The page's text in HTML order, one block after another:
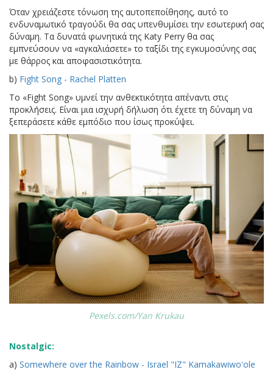
Όταν χρειάζεστε τόνωση της αυτοπεποίθησης, αυτό το
ενδυναμωτικό τραγούδι θα σας υπενθυμίσει την εσωτερική σας
δύναμη. Τα δυνατά φωνητικά της Katy Perry θα σας
εμπνεύσουν να «αγκαλιάσετε» το ταξίδι της εγκυμοσύνης σας
με θάρρος και αποφασιστικότητα.
b) Fight Song - Rachel Platten
Το «Fight Song» υμνεί την ανθεκτικότητα απέναντι στις
προκλήσεις. Είναι μια ισχυρή δήλωση ότι έχετε τη δύναμη να
ξεπεράσετε κάθε εμπόδιο που ίσως προκύψει.
Pexels.com/Yan Krukau
Nostalgic:
a) Somewhere over the Rainbow - Israel "IZ" Kamakawiwoʻole